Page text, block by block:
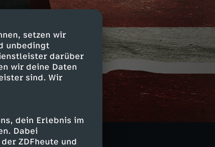
setzen wir
unbedingt
darüber
wir deine Daten
sind. Wir
dein Erlebnis im
Dabei
ZDFheute und
viele